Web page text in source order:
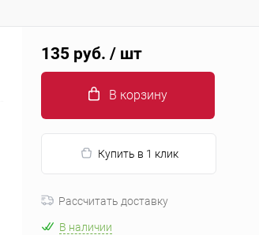
135 руб. / шт
В корзину
Купить в 1 клик
Рассчитать доставку
В наличии